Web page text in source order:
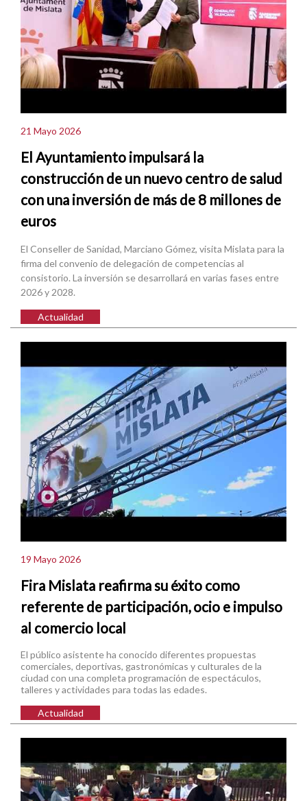
21 Mayo 2026
El Ayuntamiento impulsará la
construcción de un nuevo centro de salud
con una inversión de más de 8 millones de
euros
El Conseller de Sanidad, Marciano Gómez, visita Mislata para la
firma del convenio de delegación de competencias al
consistorio. La inversión se desarrollará en varias fases entre
2026 y 2028.
Actualidad
19 Mayo 2026
Fira Mislata reafirma su éxito como
referente de participación, ocio e impulso
al comercio local
El público asistente ha conocido diferentes propuestas
comerciales, deportivas, gastronómicas y culturales de la
ciudad con una completa programación de espectáculos,
talleres y actividades para todas las edades.
Actualidad